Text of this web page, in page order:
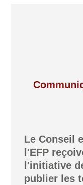
Le Conseil
l'EFP
l'initiative
publier les